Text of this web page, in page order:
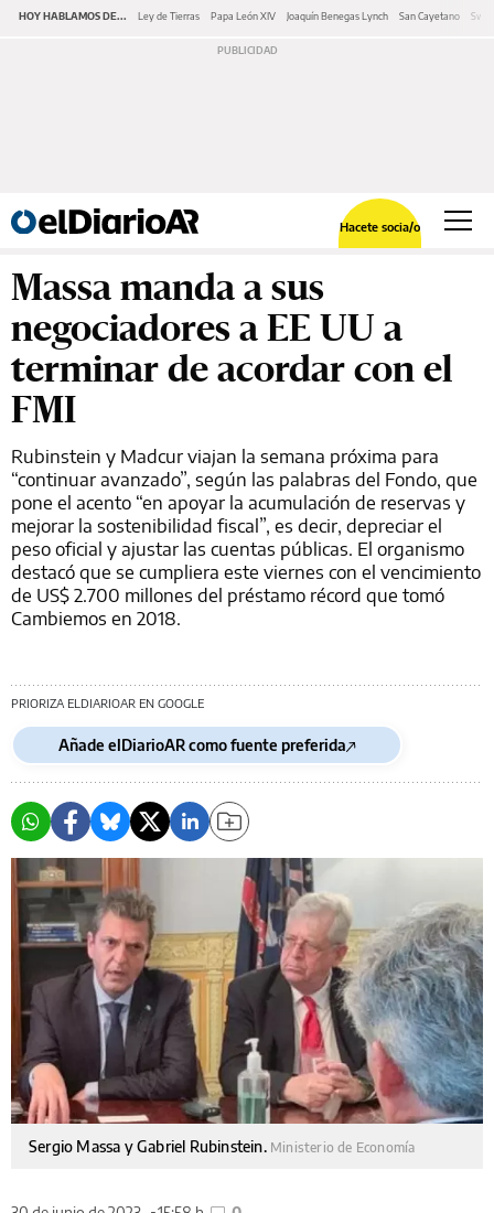
HOY HABLAMOS DE... Ley de Tierras Papa León XIV Joaquín Benegas Lynch San Cayetano
Hacete socia/o
Massa manda a sus
negociadores a EE UU a
terminar de acordar con el
FMI
Rubinstein y Madcur viajan la semana próxima para
“continuar avanzado”, según las palabras del Fondo, que
pone el acento “en apoyar la acumulación de reservas y
mejorar la sostenibilidad fiscal”, es decir, depreciar el
peso oficial y ajustar las cuentas públicas. El organismo
destacó que se cumpliera este viernes con el vencimiento
de US$ 2.700 millones del préstamo récord que tomó
Cambiemos en 2018.
PRIORIZA ELDIARIOAR EN GOOGLE
Añade elDiarioAR como fuente preferida
Sergio Massa y Gabriel Rubinstein. Ministerio de Economía